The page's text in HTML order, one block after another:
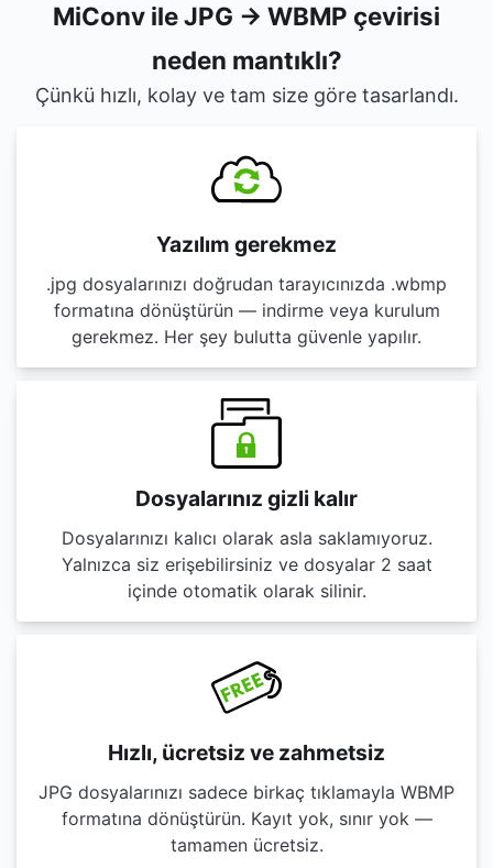
MiConv ile JPG → WBMP çevirisi
neden mantıklı?
Çünkü hızlı, kolay ve tam size göre tasarlandı.
Yazılım gerekmez
.jpg dosyalarınızı doğrudan tarayıcınızda .wbmp
formatına dönüştürün — indirme veya kurulum
gerekmez. Her şey bulutta güvenle yapılır.
Dosyalarınız gizli kalır
Dosyalarınızı kalıcı olarak asla saklamıyoruz.
Yalnızca siz erişebilirsiniz ve dosyalar 2 saat
içinde otomatik olarak silinir.
Hızlı, ücretsiz ve zahmetsiz
JPG dosyalarınızı sadece birkaç tıklamayla WBMP
formatına dönüştürün. Kayıt yok, sınır yok —
tamamen ücretsiz.